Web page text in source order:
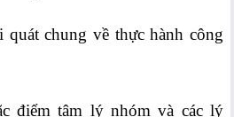
quát chung về thực hành công
điểm tâm lý nhóm và các lý